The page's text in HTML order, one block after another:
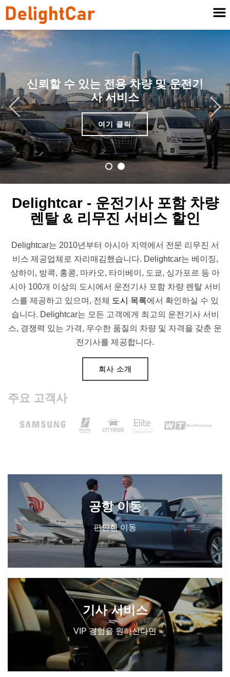
신뢰할 수 있는 전용 차량 및 운전기
사 서비스
여기 클릭
Delightcar - 운전기사 포함 차량
렌탈 & 리무진 서비스 할인
Delightcar는 2010년부터 아시아 지역에서 전문 리무진 서
비스 제공업체로 자리매김했습니다. Delightcar는 베이징,
상하이, 방콕, 홍콩, 마카오, 타이베이, 도쿄, 싱가포르 등 아
시아 100개 이상의 도시에서 운전기사 포함 차량 렌탈 서비
스를 제공하고 있으며, 전체 도시 목록에서 확인하실 수 있
습니다. Delightcar는 모든 고객에게 최고의 운전기사 서비
스, 경쟁력 있는 가격, 우수한 품질의 차량 및 자격을 갖춘 운
전기사를 제공합니다.
회사 소개
주요 고객사
공항 이동
편안한 이동
기사 서비스
VIP 경험을 원하신다면